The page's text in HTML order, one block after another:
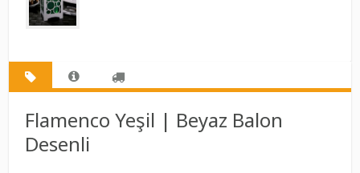
Flamenco Yeşil | Beyaz Balon
Desenli